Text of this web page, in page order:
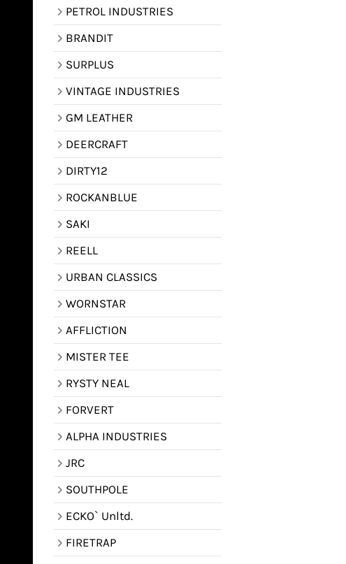
PETROL INDUSTRIES
BRANDIT
SURPLUS
VINTAGE INDUSTRIES
GM LEATHER
DEERCRAFT
DIRTY12
ROCKANBLUE
SAKI
REELL
URBAN CLASSICS
WORNSTAR
AFFLICTION
MISTER TEE
RYSTY NEAL
FORVERT
ALPHA INDUSTRIES
JRC
SOUTHPOLE
ECKO` Unltd.
FIRETRAP